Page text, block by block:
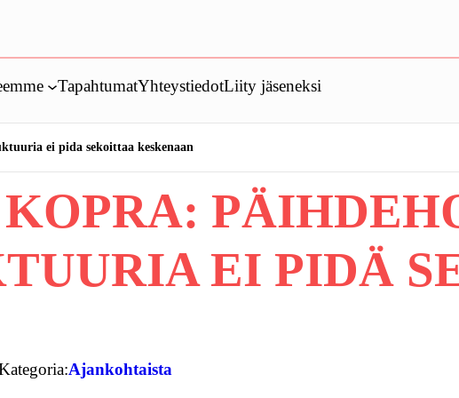
TapahtumatYhteystiedotLiity jäseneksi
ei pida sekoittaa keskenaan
EI PIDÄ
Ajankohtaista